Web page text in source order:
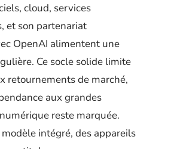
cloud, services
et son partenariat
OpenAI alimentent une
Ce socle solide limite
retournements de marché,
aux grandes
reste marquée.
modèle intégré, des appareils